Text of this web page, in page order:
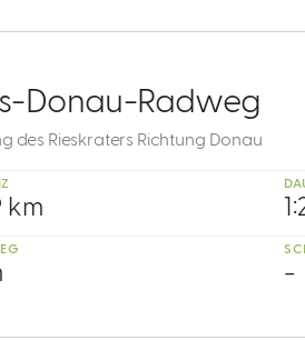
Donau-Radweg
des Rieskraters Richtung Donau
km
-